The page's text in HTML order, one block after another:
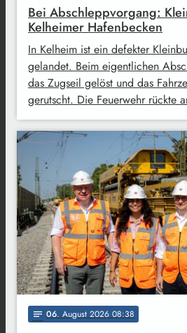
Bei Abschleppvorgang:
Kelheimer Hafenbecken
In Kelheim ist ein defekter
gelandet. Beim eigentlichen
das Zugseil gelöst und das
gerutscht. Die Feuerwehr rückte
notes 06. August 2026 08:38